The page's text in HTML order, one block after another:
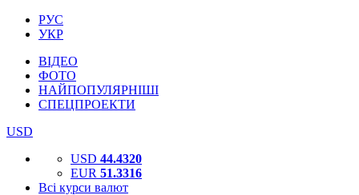
РУС
УКР
ВІДЕО
ФОТО
НАЙПОПУЛЯРНІШІ
СПЕЦПРОЕКТИ
USD
USD 44.4320
EUR 51.3316
Всі курси валют